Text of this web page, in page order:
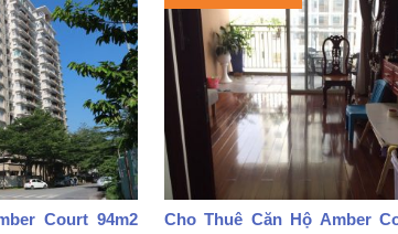
Court 94m2
Cho Thuê Căn Hộ Amber